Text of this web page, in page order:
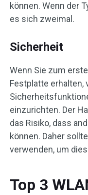
können. Wenn der
es sich zweimal.
Sicherheit
Wenn Sie zum
Festplatte erhalten,
einzurichten. Der
das Risiko, dass
können. Daher
verwenden, um
Top 3